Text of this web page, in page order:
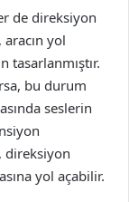
de direksiyon
yol
bu durum
seslerin
direksiyon
yol açabilir.